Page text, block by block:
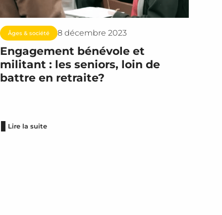
Âges & société 8 décembre 2023
Engagement bénévole et
militant : les seniors, loin de
battre en retraite?
Lire la suite